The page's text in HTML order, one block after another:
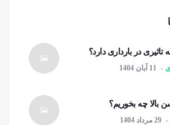
11 آبان 1404
بالا چه بخوریم؟
29 مرداد 1404